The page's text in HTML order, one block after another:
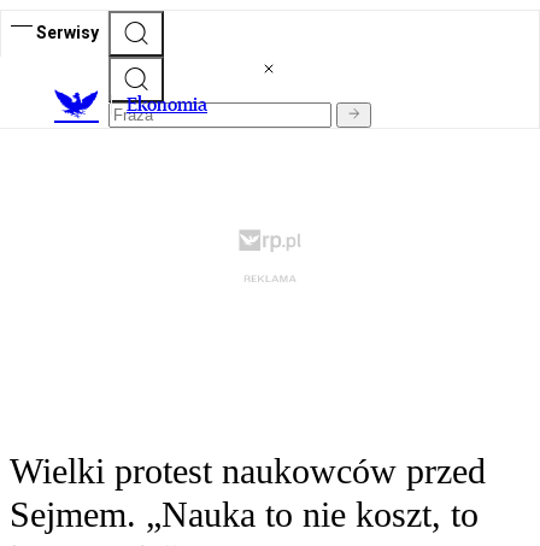
Serwisy
Ekonomia
Wielki protest naukowców przed
Sejmem. „Nauka to nie koszt, to